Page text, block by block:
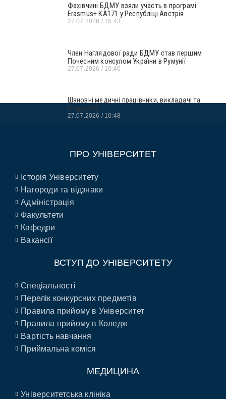
Фахівчині БДМУ взяли участь в програмі
Erasmus+ KA171 у Республіці Австрія
27.07.2026 15:43
Член Наглядової ради БДМУ став першим
Почесним консулом України в Румунії
27.07.2026 10:40
Шановні медичні працівники, викладачі та
студенти!
27.07.2026 10:48
ПРО УНІВЕРСИТЕТ
Історія Університету
Нагороди та відзнаки
Адміністрація
Факультети
Кафедри
Вакансії
ВСТУП ДО УНІВЕРСИТЕТУ
Спеціальності
Перелік конкурсних предметів
Правила прийому в Університет
Правила прийому в Коледж
Вартість навчання
Приймальна коміся
МЕДИЦИНА
Університетська клініка